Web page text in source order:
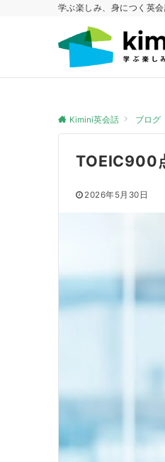
学ぶ楽しみ、身につく英
Kimini英会話 ブログ
TOEIC900
2026年5月30日